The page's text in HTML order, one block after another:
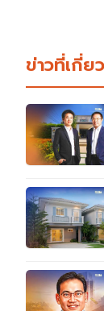
ข่าวที่เกี่ย